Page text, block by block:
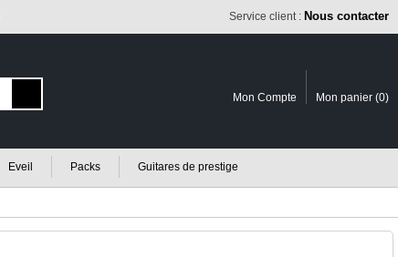
Service client : Nous contacter
Mon Compte Mon panier (0)
Eveil Packs Guitares de prestige